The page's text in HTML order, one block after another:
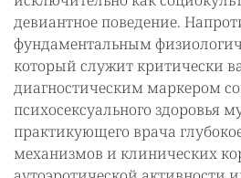
девиантное поведение.
фундаментальным
который служит критически
диагностическим маркером
психосексуального здоровья
практикующего врача
механизмов и клинических